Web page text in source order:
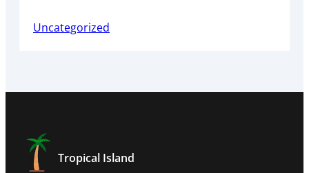
Uncategorized
Tropical Island